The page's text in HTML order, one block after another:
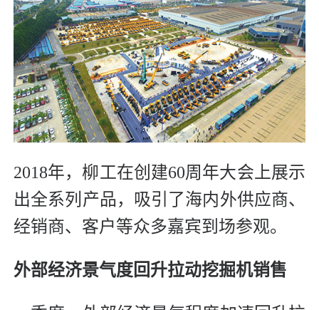
2018年，柳工在创建60周年大会上展示
出全系列产品，吸引了海内外供应商、
经销商、客户等众多嘉宾到场参观。
外部经济景气度回升拉动挖掘机销售